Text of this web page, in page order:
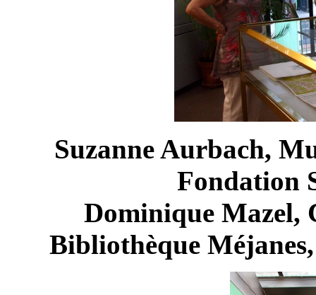
Suzanne Aurbach,
Fondation
Dominique Mazel,
Bibliothèque Méjanes,